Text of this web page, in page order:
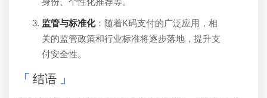
监管与标准化：随着K码支付的广泛应用，相
关的监管政策和行业标准将逐步落地，提升支
付安全性。
结语